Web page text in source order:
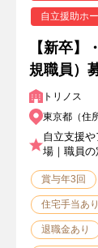
自立援助ホ
【新卒】
規職員）
トリノス
東京都（住
自立支援
場｜職員
賞与年3回
住宅手当あり
退職金あり